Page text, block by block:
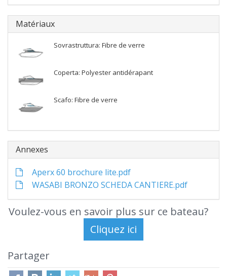
Matériaux
Sovrastruttura: Fibre de verre
Coperta: Polyester antidérapant
Scafo: Fibre de verre
Annexes
Aperx 60 brochure lite.pdf
WASABI BRONZO SCHEDA CANTIERE.pdf
Voulez-vous en savoir plus sur ce bateau?
Partager